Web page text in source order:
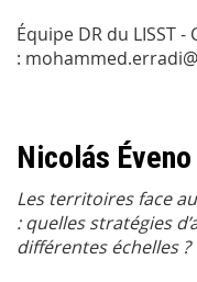
Équipe DR du LISST -
:
Nicolás Éveno
Les territoires face
: quelles stratégies
différentes échelles ?